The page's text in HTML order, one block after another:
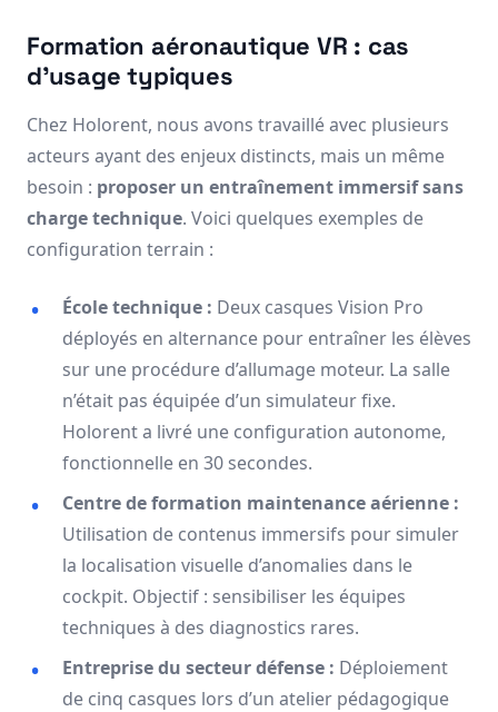
Formation aéronautique VR : cas
d’usage typiques
Chez Holorent, nous avons travaillé avec plusieurs
acteurs ayant des enjeux distincts, mais un même
besoin : proposer un entraînement immersif sans
charge technique. Voici quelques exemples de
configuration terrain :
École technique : Deux casques Vision Pro
déployés en alternance pour entraîner les élèves
sur une procédure d’allumage moteur. La salle
n’était pas équipée d’un simulateur fixe.
Holorent a livré une configuration autonome,
fonctionnelle en 30 secondes.
Centre de formation maintenance aérienne :
Utilisation de contenus immersifs pour simuler
la localisation visuelle d’anomalies dans le
cockpit. Objectif : sensibiliser les équipes
techniques à des diagnostics rares.
Entreprise du secteur défense : Déploiement
de cinq casques lors d’un atelier pédagogique